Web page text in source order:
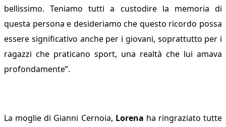
bellissimo. Teniamo tutti a custodire la memoria di
questa persona e desideriamo che questo ricordo possa
essere significativo anche per i giovani, soprattutto per i
ragazzi che praticano sport, una realtà che lui amava
profondamente”.
La moglie di Gianni Cernoia, Lorena ha ringraziato tutte